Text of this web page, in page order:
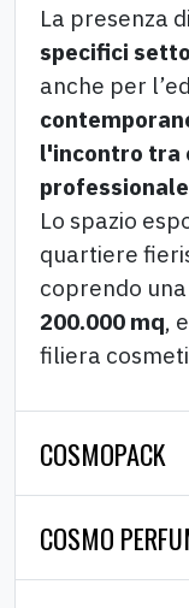
La presenza di
specifici
anche per
l'incontro tra
Lo spazio
quartiere
coprendo
200.000 mq,
filiera
COSMOPACK
COSMO